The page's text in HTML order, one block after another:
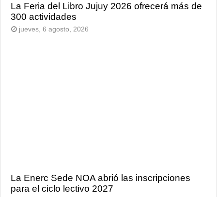
La Feria del Libro Jujuy 2026 ofrecerá más de
300 actividades
jueves, 6 agosto, 2026
La Enerc Sede NOA abrió las inscripciones
para el ciclo lectivo 2027